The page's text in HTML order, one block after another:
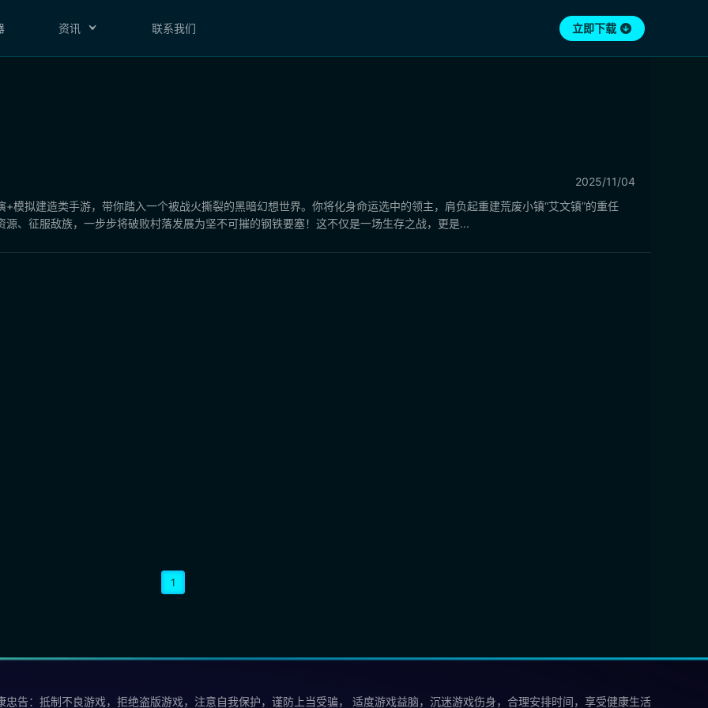
资讯 联系我们 立即下载
2025/11/04
模拟建造类手游，带你踏入一个被战火撕裂的黑暗幻想世界。你将化身命运选中的领主，肩负起重建荒废小镇“艾文镇”的重任
、征服敌族，一步步将破败村落发展为坚不可摧的钢铁要塞！这不仅是一场生存之战，更是...
1
忠告：抵制不良游戏，拒绝盗版游戏，注意自我保护，谨防上当受骗， 适度游戏益脑，沉迷游戏伤身，合理安排时间，享受健康生活